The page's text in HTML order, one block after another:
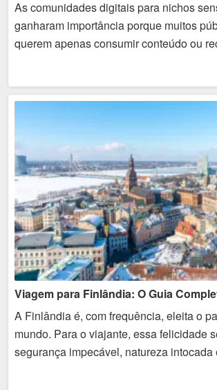
As comunidades digitais para nichos
ganharam importância porque muitos
querem apenas consumir conteúdo ou
Eles buscam espaços de troca,
A Finlândia é, com frequência, eleita o
mundo. Para o viajante, essa felicidade
segurança impecável, natureza intocada